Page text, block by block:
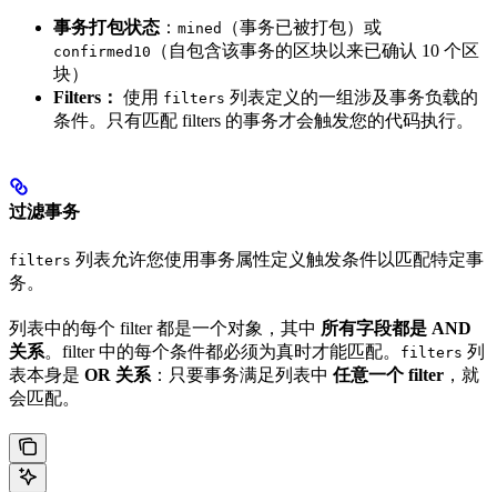
事务打包状态 ： mined （事务已被打包）或
confirmed10
（自包含该事务的区块以来已确认 10 个区
块）
Filters： 使用 filters 列表定义的一组涉及事务负载的
条件。只有匹配 filters 的事务才会触发您的代码执行。
过滤事务
filters 列表允许您使用事务属性定义触发条件以匹配特定事
务。
列表中的每个 filter 都是一个对象，其中 所有字段都是 AND
关系。filter 中的每个条件都必须为真时才能匹配。 filters 列
表本身是 OR 关系 ：只要事务满足列表中 任意一个 filter ，就
会匹配。